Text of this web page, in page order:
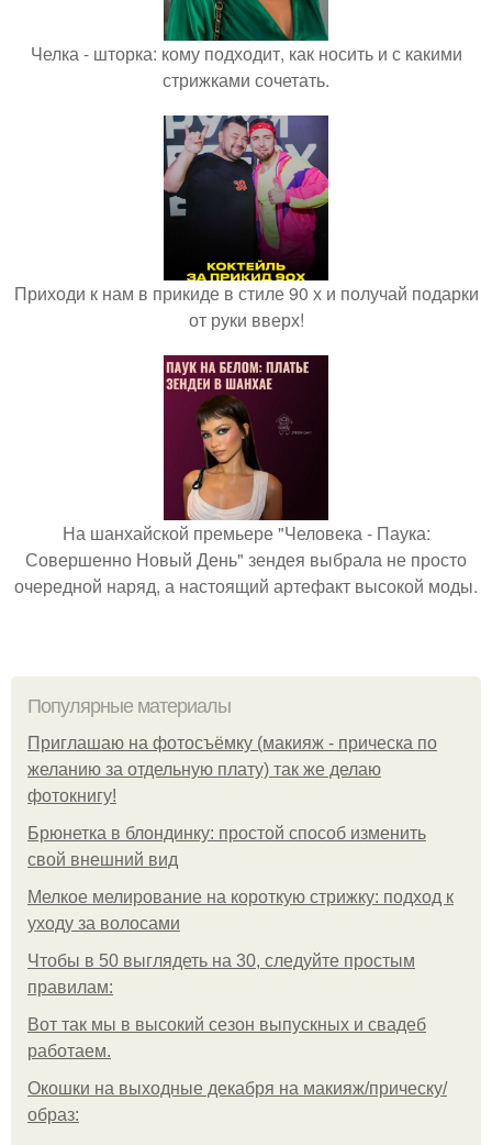
Челка - шторка: кому подходит, как носить и с какими
стрижками сочетать.
Приходи к нам в прикиде в стиле 90 х и получай подарки
от руки вверх!
На шанхайской премьере "Человека - Паука:
Совершенно Новый День" зендея выбрала не просто
очередной наряд, а настоящий артефакт высокой моды.
Популярные материалы
Приглашаю на фотосъёмку (макияж - прическа по
желанию за отдельную плату) так же делаю
фотокнигу!
Брюнетка в блондинку: простой способ изменить
свой внешний вид
Мелкое мелирование на короткую стрижку: подход к
уходу за волосами
Чтобы в 50 выглядеть на 30, следуйте простым
правилам:
Вот так мы в высокий сезон выпускных и свадеб
работаем.
Окошки на выходные декабря на макияж/прическу/
образ: